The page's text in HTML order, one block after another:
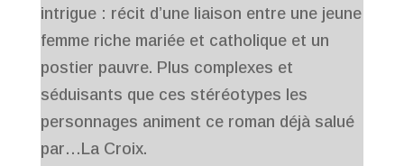
intrigue : récit d’une liaison entre une jeune
femme riche mariée et catholique et un
postier pauvre. Plus complexes et
séduisants que ces stéréotypes les
personnages animent ce roman déjà salué
par…La Croix.